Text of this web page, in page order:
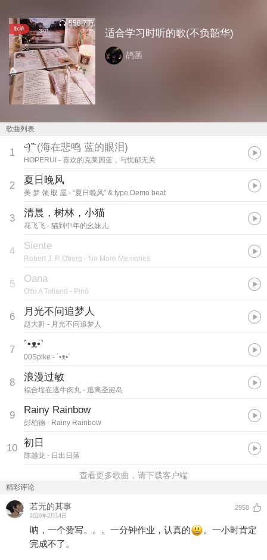
歌单
556.7万
适合学习时听的歌(不负韶华)
鸪菡
歌曲列表
1 ᵕ᷄≀̠˘᷅ (海在悲鸣 蓝的眼泪)
HOPERUI - 喜欢的克莱因蓝，与忧郁无关
2 夏日晚风
美 梦 领 取 屋 - “夏日晚风” & type Demo beat
3 清晨，树林，小猫
花飞飞 - 猫到中年的幺妹儿
4 Siente
Robert J. P. Oberg - No More Memories
5 Oana
Otto A Totland - Pinô
6 月光不问追梦人
赵大鼾 - 月光不问追梦人
7 ´•ᴥ•`
00Spike - ´•ᴥ•`
8 浪漫过敏
福合埕在逃牛肉丸 - 逃离圣诞岛
9 Rainy Rainbow
彭柏德 - Rainy Rainbow
10 初日
陈越龙 - 日出日落
查看更多歌曲，请下载客户端
精彩评论
若无的其事
2020年2月14日
2958
呐，一个赞写。。。一分钟作业，认真的
。一小时肯定
完成不了。